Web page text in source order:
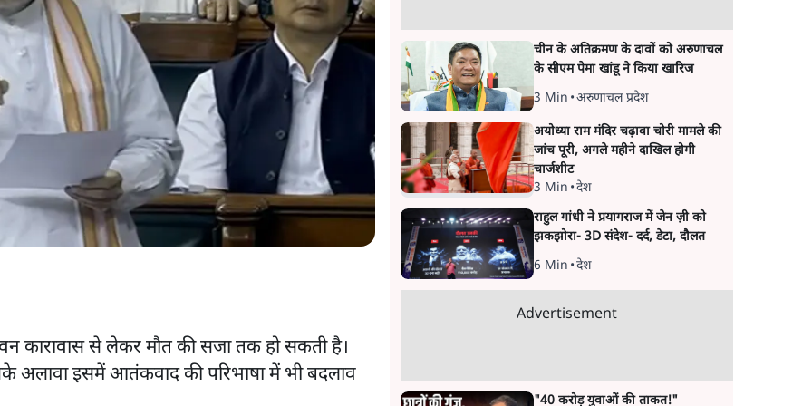
कारावास से लेकर मौत की सजा तक हो सकती है।
अलावा इसमें आतंकवाद की परिभाषा में भी बदलाव
चीन के अतिक्रमण के दावों को अरुणाचल
के सीएम पेमा खांडू ने किया खारिज
3 Min •अरुणाचल प्रदेश
अयोध्या राम मंदिर चढ़ावा चोरी मामले की
जांच पूरी, अगले महीने दाखिल होगी
चार्जशीट
3 Min •देश
राहुल गांधी ने प्रयागराज में जेन ज़ी को
झकझोरा- 3D संदेश- दर्द, डेटा, दौलत
6 Min •देश
Advertisement
"40 करोड़ युवाओं की ताकत!"